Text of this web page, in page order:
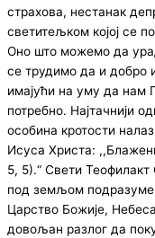
страхова, нестанак
светитељком којој се
Оно што можемо да
се трудимо да и добро
имајући на уму да нам
потребно. Најтачнији
особина кротости
Исуса Христа:
5, 5).“ Свети
под земљом
Царство Божије,
довољан разлог да